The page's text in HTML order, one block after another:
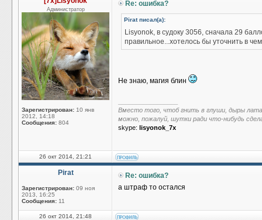
Администратор
Зарегистрирован: 10 янв
2012, 14:18
Сообщения: 804
Re: ошибка?
Pirat писал(а):
Lisyonok, в судоку 3056, сначала 29
правильное...хотелось бы уточнить в
Не знаю, магия блин
Вместо того, чтоб гнить в глуши, дыры
можно, пожалуй, шутки ради что-нибудь
skype: lisyonok_7x
26 окт 2014, 21:21
Pirat
Зарегистрирован: 09 ноя
2013, 16:25
Сообщения: 11
Re: ошибка?
а штраф то остался
26 окт 2014, 21:48